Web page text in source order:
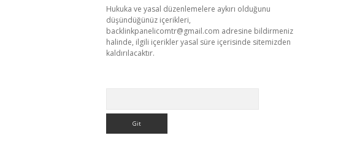
Hukuka ve yasal düzenlemelere aykırı olduğunu
düşündüğünüz içerikleri,
backlinkpanelicomtr@gmail.com adresine bildirmeniz
halinde, ilgili içerikler yasal süre içerisinde sitemizden
kaldırılacaktır.